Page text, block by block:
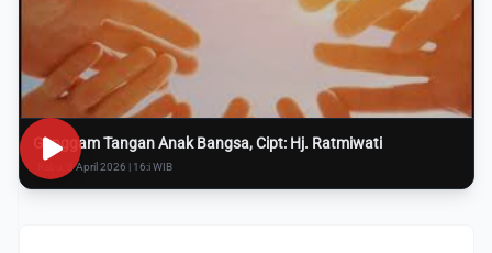
Genggam Tangan Anak Bangsa, Cipt: Hj. Ratmiwati
Rabu, 8 April 2026 | 16:i WIB